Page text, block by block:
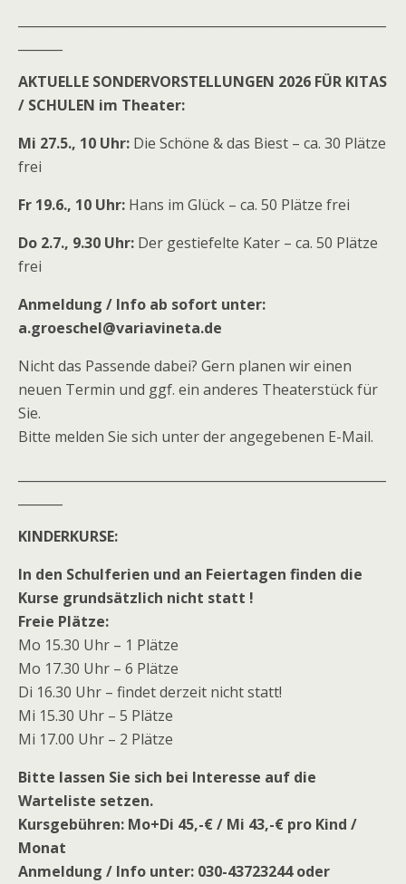
AKTUELLE SONDERVORSTELLUNGEN 2026 FÜR KITAS
/ SCHULEN im Theater:
Mi 27.5., 10 Uhr: Die Schöne & das Biest – ca. 30 Plätze
frei
Fr 19.6., 10 Uhr: Hans im Glück – ca. 50 Plätze frei
Do 2.7., 9.30 Uhr: Der gestiefelte Kater – ca. 50 Plätze
frei
Anmeldung / Info ab sofort unter:
a.groeschel@variavineta.de
Nicht das Passende dabei? Gern planen wir einen
neuen Termin und ggf. ein anderes Theaterstück für
Sie.
Bitte melden Sie sich unter der angegebenen E-Mail.
KINDERKURSE:
In den Schulferien und an Feiertagen finden die
Kurse grundsätzlich nicht statt !
Freie Plätze:
Mo 15.30 Uhr – 1 Plätze
Mo 17.30 Uhr – 6 Plätze
Di 16.30 Uhr – findet derzeit nicht statt!
Mi 15.30 Uhr – 5 Plätze
Mi 17.00 Uhr – 2 Plätze
Bitte lassen Sie sich bei Interesse auf die
Warteliste setzen.
Kursgebühren: Mo+Di 45,-€ / Mi 43,-€ pro Kind /
Monat
Anmeldung / Info unter: 030-43723244 oder